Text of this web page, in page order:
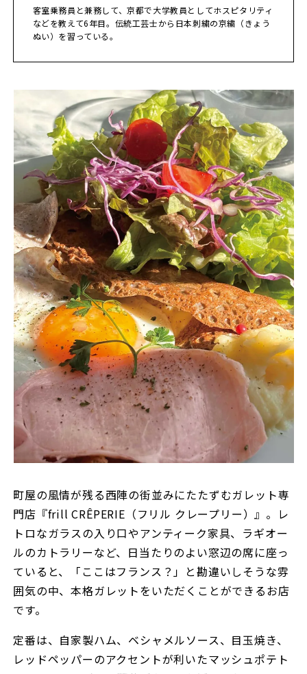
客室乗務員と兼務して、京都で大学教員としてホスピタリティ
などを教えて6年目。伝統工芸士から日本刺繍の京繍（きょう
ぬい）を習っている。
町屋の風情が残る西陣の街並みにたたずむガレット専
門店『frill CRÊPERIE（フリル クレープリー）』。レ
トロなガラスの入り口やアンティーク家具、ラギオー
ルのカトラリーなど、日当たりのよい窓辺の席に座っ
ていると、「ここはフランス？」と勘違いしそうな雰
囲気の中、本格ガレットをいただくことができるお店
です。
定番は、自家製ハム、ベシャメルソース、目玉焼き、
レッドペッパーのアクセントが利いたマッシュポテト